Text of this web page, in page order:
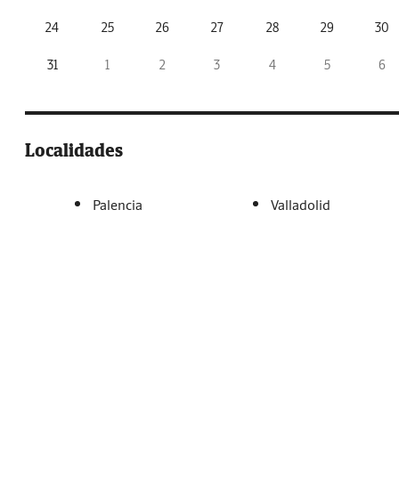
24 25 26 27 28 29 30
31 1 2 3 4 5 6
Localidades
Palencia Valladolid